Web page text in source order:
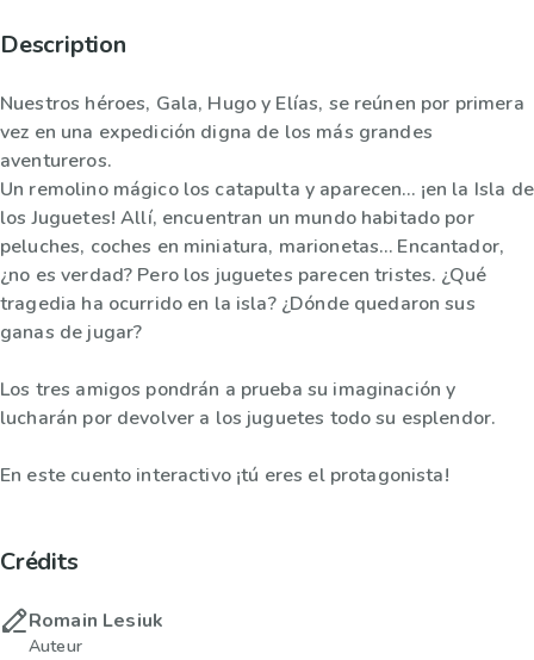
Description
Nuestros héroes, Gala, Hugo y Elías, se reúnen por primera
vez en una expedición digna de los más grandes
aventureros.
Un remolino mágico los catapulta y aparecen… ¡en la Isla de
los Juguetes! Allí, encuentran un mundo habitado por
peluches, coches en miniatura, marionetas… Encantador,
¿no es verdad? Pero los juguetes parecen tristes. ¿Qué
tragedia ha ocurrido en la isla? ¿Dónde quedaron sus
ganas de jugar?
Los tres amigos pondrán a prueba su imaginación y
lucharán por devolver a los juguetes todo su esplendor.
En este cuento interactivo ¡tú eres el protagonista!
Crédits
Romain Lesiuk
Auteur